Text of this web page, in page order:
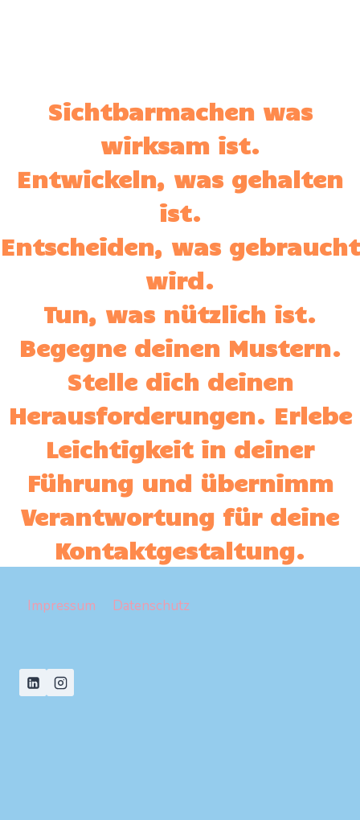
Sichtbarmachen was
wirksam ist.
Entwickeln, was gehalten
ist.
Entscheiden, was gebraucht
wird.
Tun, was nützlich ist.
Begegne deinen Mustern.
Stelle dich deinen
Herausforderungen. Erlebe
Leichtigkeit in deiner
Führung und übernimm
Verantwortung für deine
Kontaktgestaltung.
Impressum Datenschutz